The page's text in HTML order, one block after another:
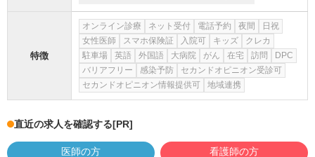
特徴
オンライン診療 ネット受付 電話予約 夜間
日祝
女性医師
スマホ保険証 入院可 キッズ
クレカ
駐車場
英語 外国語 大病院 がん 在宅 訪問
DPC
バリアフリー
感染予防
セカンドオピニオン受診可
セカンドオピニオン情報提供可
地域連携
直近の求人を確認する[PR]
医師の方 看護師の方